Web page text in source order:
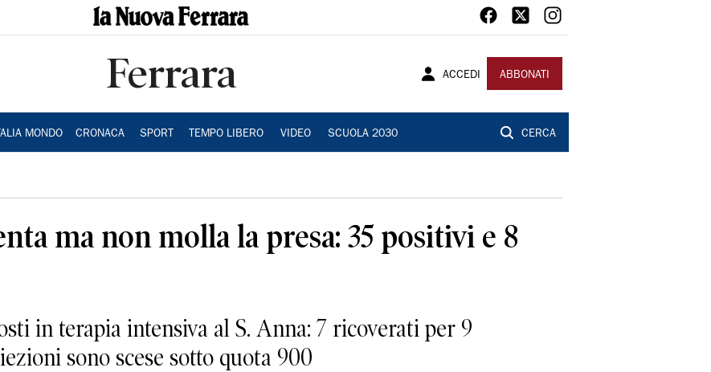
Ferrara ACCEDI ABBONATI
MONDO CRONACA SPORT TEMPO LIBERO VIDEO SCUOLA 2030 CERCA
ma non molla la presa: 35 positivi e 8
in terapia intensiva al S. Anna: 7 ricoverati per 9
sono scese sotto quota 900